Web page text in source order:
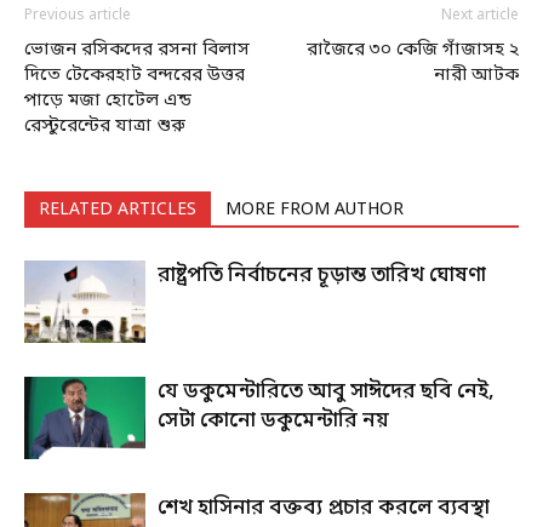
Previous article
ভোজন রসিকদের রসনা বিলাস
দিতে টেকেরহাট বন্দরের উত্তর
পাড়ে মজা হোটেল এন্ড
রেস্টুরেন্টের যাত্রা শুরু
Next article
রাজৈরে ৩০ কেজি গাঁজাসহ ২
নারী আটক
RELATED ARTICLES MORE FROM AUTHOR
রাষ্ট্রপতি নির্বাচনের চূড়ান্ত তারিখ ঘোষণা
যে ডকুমেন্টারিতে আবু সাঈদের ছবি নেই,
সেটা কোনো ডকুমেন্টারি নয়
শেখ হাসিনার বক্তব্য প্রচার করলে ব্যবস্থা